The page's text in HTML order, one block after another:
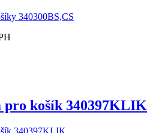
pro košík 340397KLIK